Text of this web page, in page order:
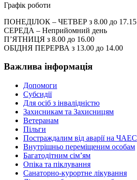
Графік роботи
ПОНЕДІЛОК – ЧЕТВЕР з 8.00 до 17.15
СЕРЕДА – Неприйомний день
П’ЯТНИЦЯ з 8.00 до 16.00
ОБІДНЯ ПЕРЕРВА з 13.00 до 14.00
Важлива інформація
Допомоги
Субсидії
Для осіб з інвалідністю
Захисникам та Захисницям
Ветеранам
Пільги
Постраждалим від аварії на ЧАЕС
Внутрішньо переміщеним особам
Багатодітним сім’ям
Опіка та піклування
Санаторно-курортне лікування